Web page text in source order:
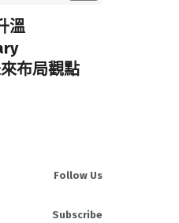
溫
布局觀點
Follow Us
Subscribe